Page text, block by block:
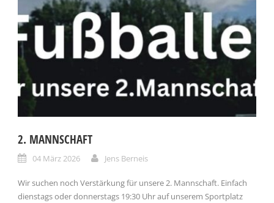
2. MANNSCHAFT
04 März 2026 Jens Berneis
Wir suchen noch Verstärkung für unsere 2. Mannschaft. Einfach
dienstags oder donnerstags 19:30 Uhr auf unserem Sportplatz